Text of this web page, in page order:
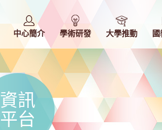
中心簡介 學術研發 大學推動
資訊
平台